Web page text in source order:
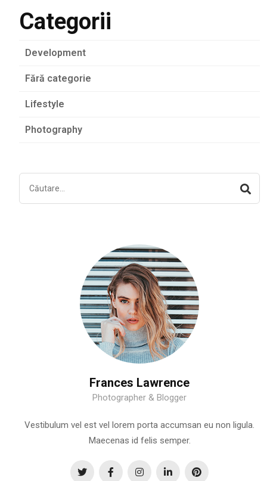
Categorii
Development
Fără categorie
Lifestyle
Photography
Frances Lawrence
Photographer & Blogger
Vestibulum vel est vel lorem porta accumsan eu non ligula.
Maecenas id felis semper.